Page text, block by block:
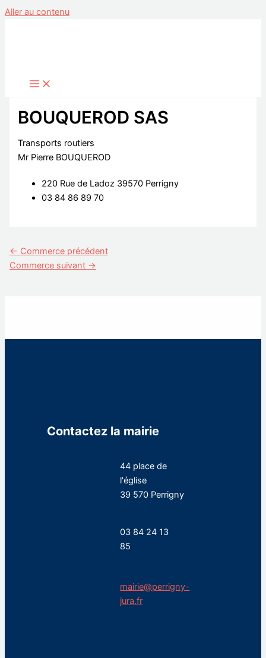
Aller au contenu
BOUQUEROD SAS
Transports routiers
Mr Pierre BOUQUEROD
220 Rue de Ladoz 39570 Perrigny
03 84 86 89 70
← Commerce précédent
Commerce suivant →
Contactez la mairie
44 place de
l'église
39 570 Perrigny
03 84 24 13
85
mairie@perrigny-
jura.fr